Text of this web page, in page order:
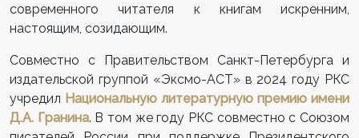
современного читателя к книгам искренним,
настоящим, созидающим.
Совместно с Правительством Санкт-Петербурга и
издательской группой «Эксмо-АСТ» в 2024 году РКС
учредил Национальную литературную премию имени
Д.А. Гранина. В том же году РКС совместно с Союзом